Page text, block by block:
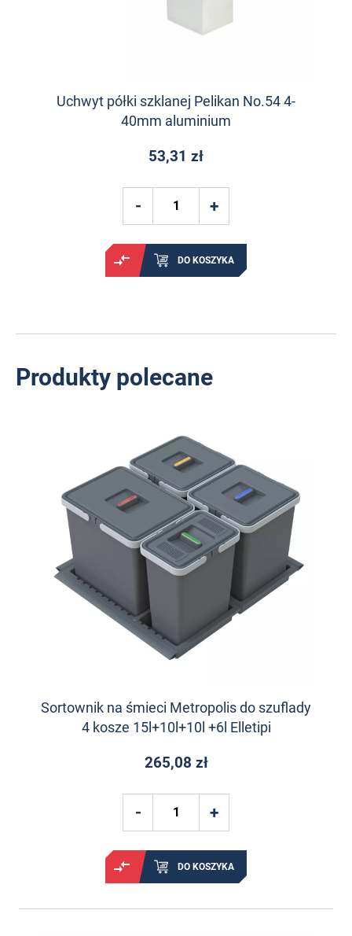
Uchwyt półki szklanej Pelikan No.54 4-
40mm aluminium
53,31 zł
DO KOSZYKA
Produkty polecane
Sortownik na śmieci Metropolis do szuflady
4 kosze 15l+10l+10l +6l Elletipi
265,08 zł
DO KOSZYKA